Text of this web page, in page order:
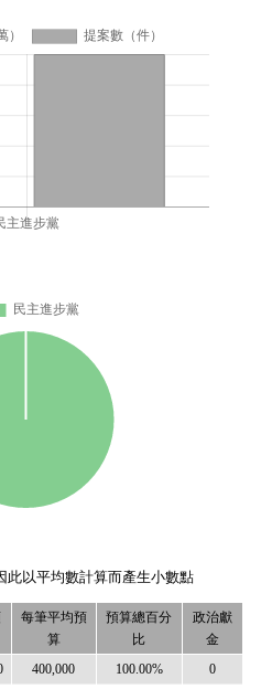
此以平均數計算而產生小數點
每筆平均預
算
預算總百分
比
政治獻
金
400,000 100.00% 0